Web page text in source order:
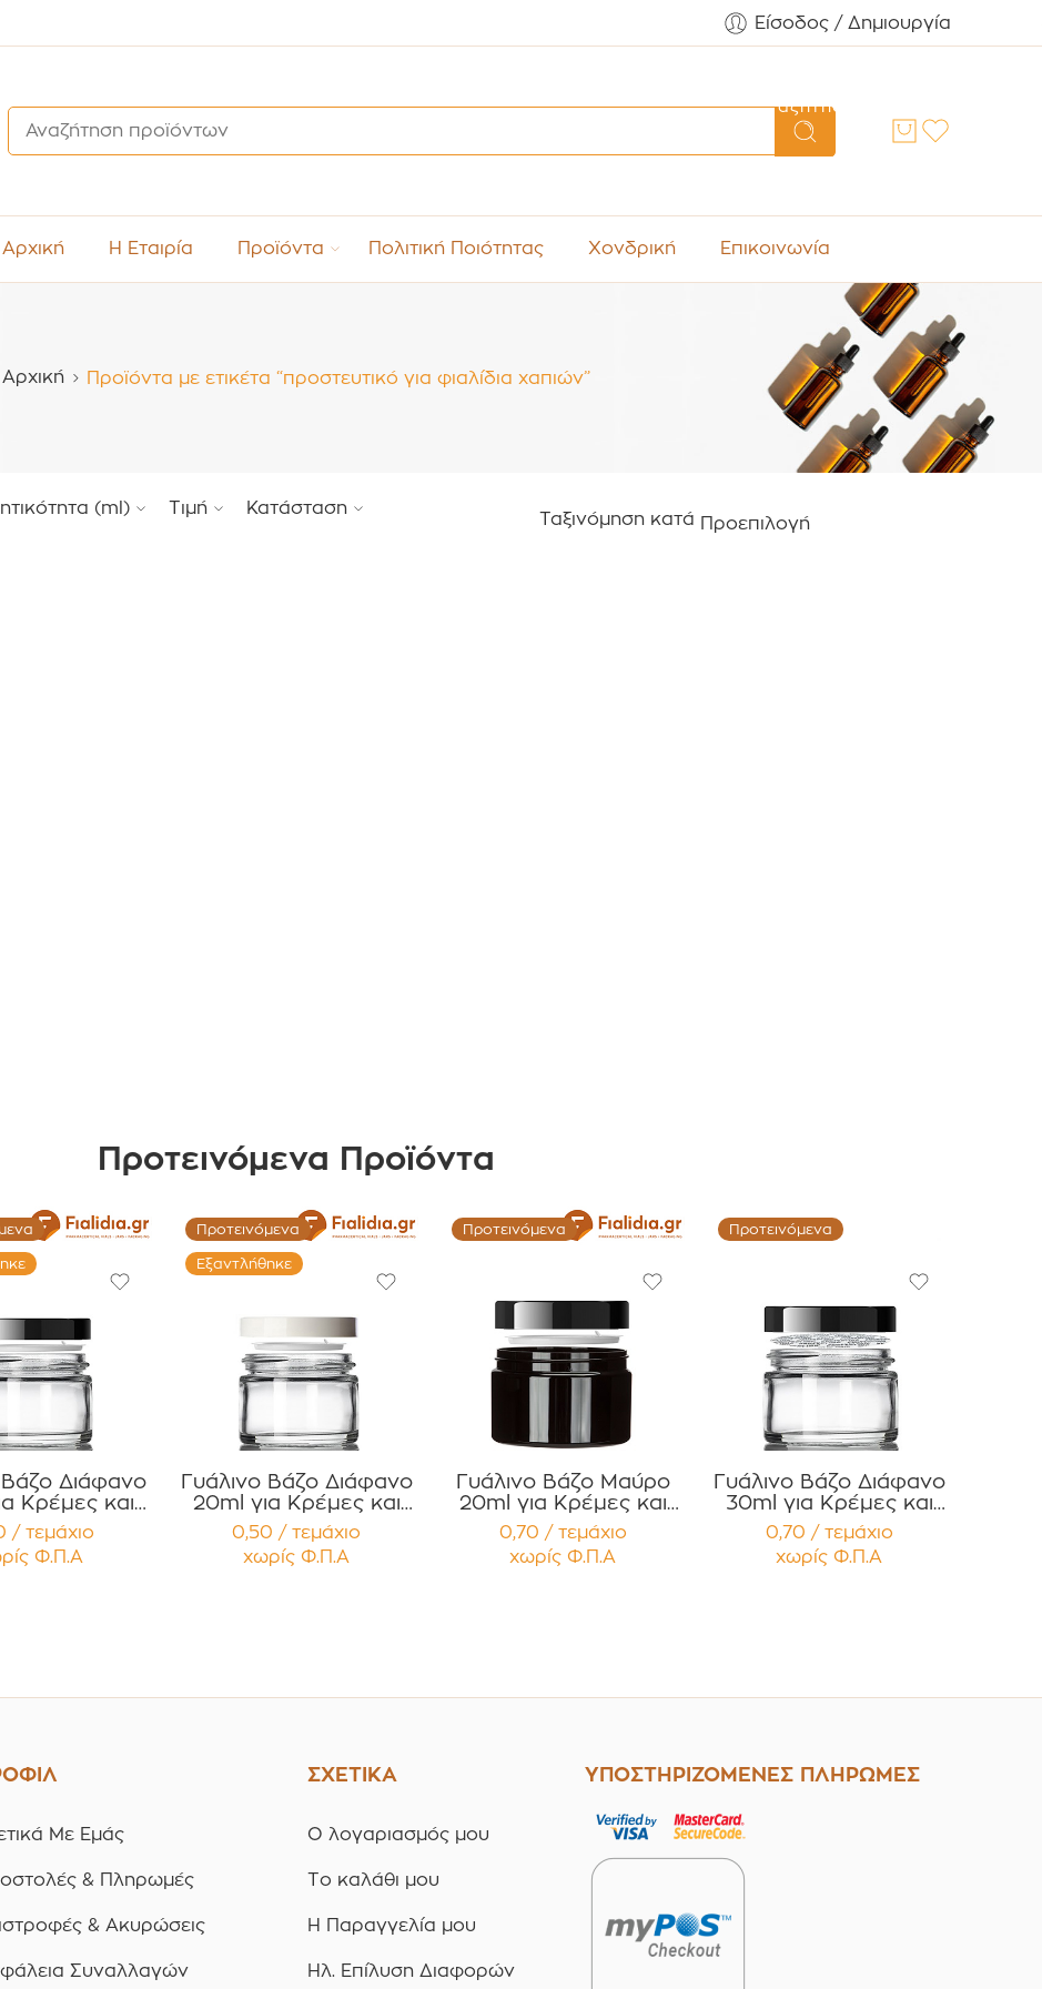
Είσοδος / Δημιουργία
Αναζήτηση
Αρχική Η Εταιρία Προϊόντα Πολιτική Ποιότητας Χονδρική Επικοινωνία
Αρχική Προϊόντα με ετικέτα “προστευτικό για φιαλίδια χαπιών”
(ml) Τιμή Κατάσταση
Ταξινόμηση κατά Προεπιλογή
Προτεινόμενα Προϊόντα
Βάζο Διάφανο
Κρέμες και
με Μαύρο
Καπάκι
/ τεμάχιο
Φ.Π.Α
Προτεινόμενα
Εξαντλήθηκε
Γυάλινο Βάζο Διάφανο
20ml για Κρέμες και
Κηραλοιφές με Άσπρο
Γυαλιστερό Καπάκι
Παρέμβυσμα
0,50 / τεμάχιο
χωρίς Φ.Π.Α
Προτεινόμενα
Γυάλινο Βάζο Μαύρο
20ml για Κρέμες και
Κηραλοιφές με Μαύρο
Γυαλιστερό Καπάκι
Παρέμβυσμα
0,70 / τεμάχιο
χωρίς Φ.Π.Α
Προτεινόμενα
Γυάλινο Βάζο Διάφανο
30ml για Κρέμες και
Κηραλοιφές με Μαύρο
Γυαλιστερό Καπάκι PP
Liner Συσκευασία 12
0,70 / τεμάχιο
χωρίς Φ.Π.Α
Με Εμάς
& Πληρωμές
& Ακυρώσεις
Συναλλαγών
ΣΧΕΤΙΚΑ
Ο λογαριασμός μου
Το καλάθι μου
Η Παραγγελία μου
Ηλ. Επίλυση Διαφορών
ΥΠΟΣΤΗΡΙΖΟΜΕΝΕΣ ΠΛΗΡΩΜΕΣ